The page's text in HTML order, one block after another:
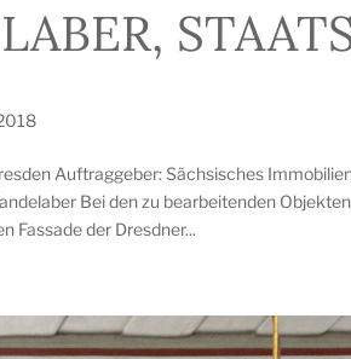
Auftraggeber: Sächsisches
Bei den zu bearbeitenden
Fassade der Dresdner...